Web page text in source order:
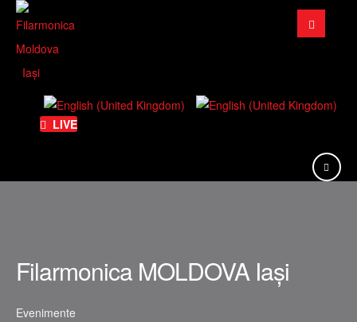
Căutare
...
LIVE
Filarmonica MOLDOVA Iași
Evenimente